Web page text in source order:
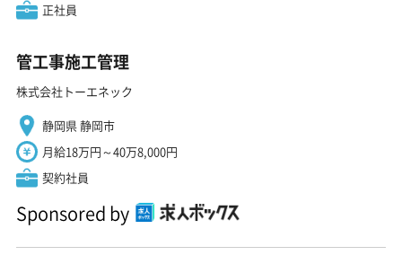
正社員
管工事施工管理
株式会社トーエネック
静岡県 静岡市
月給18万円～40万8,000円
契約社員
Sponsored by